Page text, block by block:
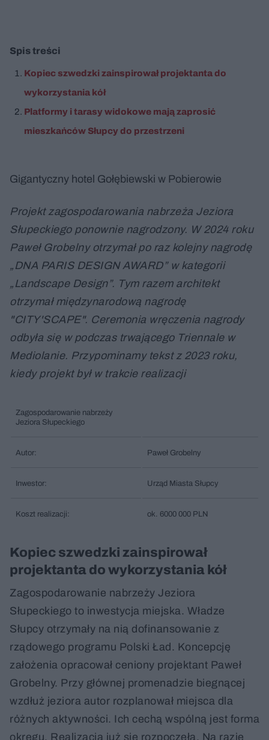
Spis treści
Kopiec szwedzki zainspirował projektanta do
wykorzystania kół
Platformy i tarasy widokowe mają zaprosić
mieszkańców Słupcy do przestrzeni
Gigantyczny hotel Gołębiewski w Pobierowie
Projekt zagospodarowania nabrzeża Jeziora
Słupeckiego ponownie nagrodzony. W 2024 roku
Paweł Grobelny otrzymał po raz kolejny nagrodę
„DNA PARIS DESIGN AWARD” w kategorii
„Landscape Design”. Tym razem architekt
otrzymał międzynarodową nagrodę
"CITY'SCAPE". Ceremonia wręczenia nagrody
odbyła się w podczas trwającego Triennale w
Mediolanie. Przypominamy tekst z 2023 roku,
kiedy projekt był w trakcie realizacji
Zagospodarowanie nabrzeży
Jeziora Słupeckiego
Autor: Paweł Grobelny
Inwestor: Urząd Miasta Słupcy
Koszt realizacji: ok. 6000 000 PLN
Kopiec szwedzki zainspirował
projektanta do wykorzystania kół
Zagospodarowanie nabrzeży Jeziora
Słupeckiego to inwestycja miejska. Władze
Słupcy otrzymały na nią dofinansowanie z
rządowego programu Polski Ład. Koncepcję
założenia opracował ceniony projektant Paweł
Grobelny. Przy głównej promenadzie biegnącej
wzdłuż jeziora autor rozplanował miejsca dla
różnych aktywności. Ich cechą wspólną jest forma
okręgu. Realizacja już się rozpoczęła. Na razie